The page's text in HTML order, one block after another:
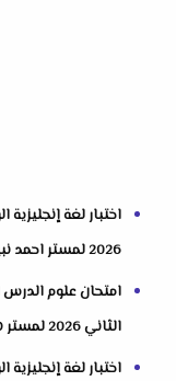
اختبار لغة
2026 لمستر احمد نبيل
امتحان علوم الدرس
الثاني 2026 لمستر هشام صلاح
اختبار لغة